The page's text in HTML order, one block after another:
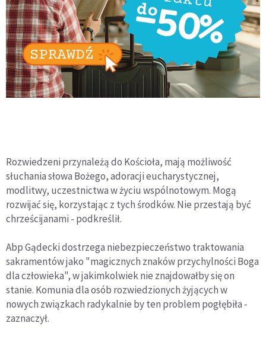
Rozwiedzeni przynależą do Kościoła, mają możliwość
słuchania słowa Bożego, adoracji eucharystycznej,
modlitwy, uczestnictwa w życiu wspólnotowym. Mogą
rozwijać się, korzystając z tych środków. Nie przestają być
chrześcijanami - podkreślił.
Abp Gądecki dostrzega niebezpieczeństwo traktowania
sakramentów jako "magicznych znaków przychylności Boga
dla człowieka", w jakimkolwiek nie znajdowałby się on
stanie. Komunia dla osób rozwiedzionych żyjących w
nowych związkach radykalnie by ten problem pogłębiła -
zaznaczył.